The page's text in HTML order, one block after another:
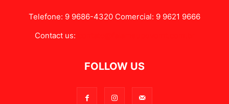
Telefone: 9 9686-4320 Comercial: 9 9621 9666
Contact us:
FOLLOW US